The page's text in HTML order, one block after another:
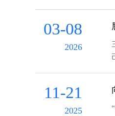
03-08
2026
11-21
2025